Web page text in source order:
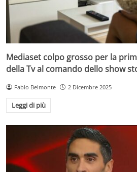
Mediaset colpo grosso per la
della Tv al comando dello show
Fabio Belmonte 2 Dicembre 2025
Leggi di più